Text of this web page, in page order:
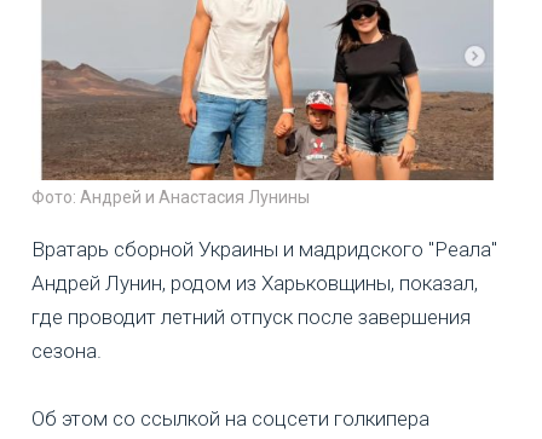
Фото: Андрей и Анастасия Лунины
Вратарь сборной Украины и мадридского "Реала"
Андрей Лунин, родом из Харьковщины, показал,
где проводит летний отпуск после завершения
сезона.
Об этом со ссылкой на соцсети голкипера